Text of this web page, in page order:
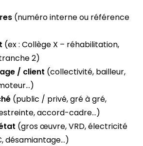
(numéro interne ou référence
(ex : Collège X – réhabilitation,
2)
/ client (collectivité, bailleur,
(public / privé, gré à gré,
accord-cadre…)
(gros œuvre, VRD, électricité
désamiantage…)